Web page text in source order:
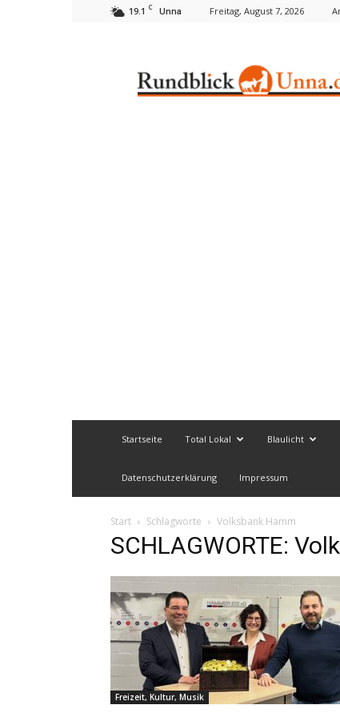
19.1 C Unna Freitag, August 7, 2026
Startseite Total Lokal Blaulicht
Datenschutzerklärung Impressum
Start Schlagworte Volksbank Hamm
SCHLAGWORTE:
Freizeit, Kultur, Musik